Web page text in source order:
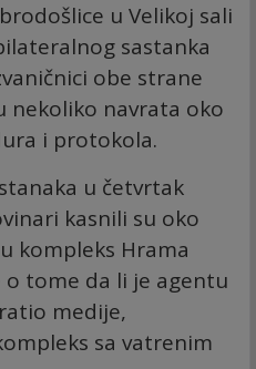
u Velikoj sali
sastanka
obe strane
nekoliko navrata oko
i protokola.
u četvrtak
kasnili su oko
kompleks Hrama
o tome da li je agentu
medije,
sa vatrenim